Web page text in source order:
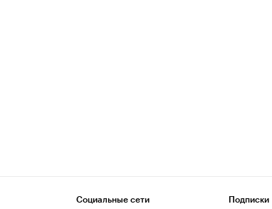
Социальные сети Подписки